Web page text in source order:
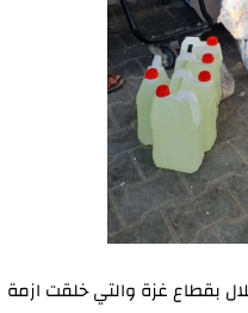
بقطاع غزة والتي خلقت ازمة